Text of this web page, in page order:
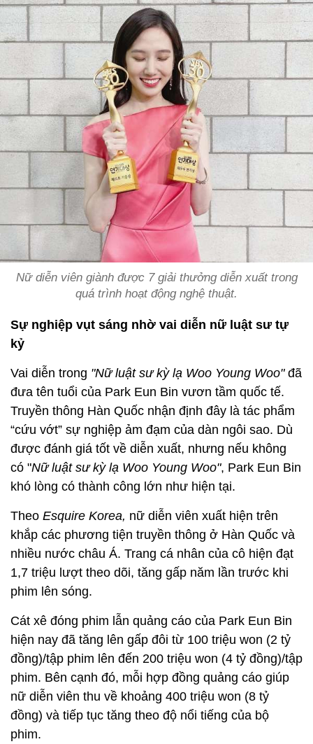
Nữ diễn viên giành được 7 giải thưởng diễn xuất trong
quá trình hoạt động nghệ thuật.
Sự nghiệp vụt sáng nhờ vai diễn nữ luật sư tự
kỷ
Vai diễn trong "Nữ luật sư kỳ lạ Woo Young Woo"đã
đưa tên tuổi của Park Eun Bin vươn tầm quốc tế.
Truyền thông Hàn Quốc nhận định đây là tác phẩm
“cứu vớt” sự nghiệp ảm đạm của dàn ngôi sao. Dù
được đánh giá tốt về diễn xuất, nhưng nếu không
có "Nữ luật sư kỳ lạ Woo Young Woo", Park Eun Bin
khó lòng có thành công lớn như hiện tại.
Theo Esquire Korea, nữ diễn viên xuất hiện trên
khắp các phương tiện truyền thông ở Hàn Quốc và
nhiều nước châu Á. Trang cá nhân của cô hiện đạt
1,7 triệu lượt theo dõi, tăng gấp năm lần trước khi
phim lên sóng.
Cát xê đóng phim lẫn quảng cáo của Park Eun Bin
hiện nay đã tăng lên gấp đôi từ 100 triệu won (2 tỷ
đồng)/tập phim lên đến 200 triệu won (4 tỷ đồng)/tập
phim. Bên cạnh đó, mỗi hợp đồng quảng cáo giúp
nữ diễn viên thu về khoảng 400 triệu won (8 tỷ
đồng) và tiếp tục tăng theo độ nổi tiếng của bộ
phim.